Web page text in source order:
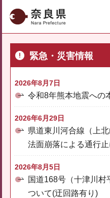
奈良県
緊急・災害情報
2026年8月7日
令和8年熊本地震への
2026年6月29日
県道東川河合線（上
法面崩落による通行
2026年8月5日
国道168号（十津川村
ついて(迂回路有り)